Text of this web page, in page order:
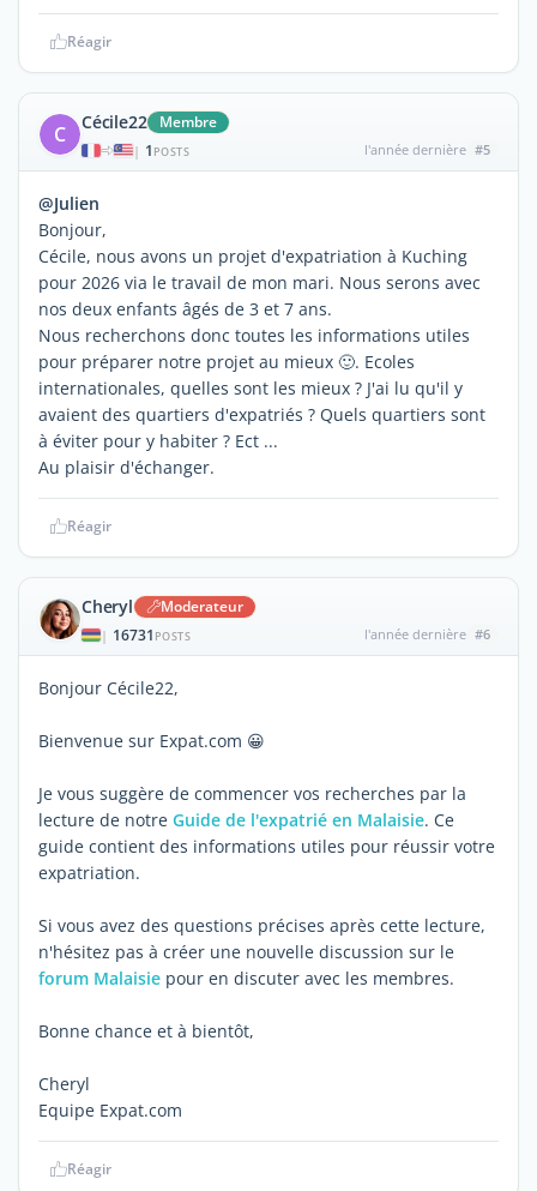
Réagir
C Cécile22 Membre
| 1 POSTS l'année dernière #5
@Julien
Bonjour,
Cécile, nous avons un projet d'expatriation à Kuching
pour 2026 via le travail de mon mari. Nous serons avec
nos deux enfants âgés de 3 et 7 ans.
Nous recherchons donc toutes les informations utiles
pour préparer notre projet au mieux 🙂. Ecoles
internationales, quelles sont les mieux ? J'ai lu qu'il y
avaient des quartiers d'expatriés ? Quels quartiers sont
à éviter pour y habiter ? Ect ...
Au plaisir d'échanger.
Réagir
Cheryl Moderateur
| 16731 POSTS l'année dernière #6
Bonjour Cécile22,
Bienvenue sur Expat.com 😀
Je vous suggère de commencer vos recherches par la
lecture de notre Guide de l'expatrié en Malaisie. Ce
guide contient des informations utiles pour réussir votre
expatriation.
Si vous avez des questions précises après cette lecture,
n'hésitez pas à créer une nouvelle discussion sur le
forum Malaisie pour en discuter avec les membres.
Bonne chance et à bientôt,
Cheryl
Equipe Expat.com
Réagir